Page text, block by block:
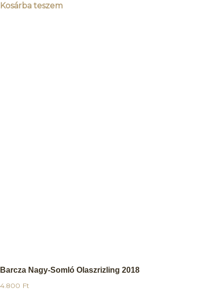
Kosárba teszem
Barcza Nagy-Somló Olaszrizling 2018
4.800 Ft